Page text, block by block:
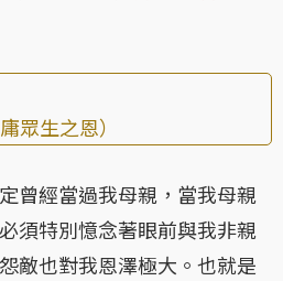
眾生之恩）
經當過我母親，當我母親
須特別憶念著眼前與我非親
敵也對我恩澤極大。也就是